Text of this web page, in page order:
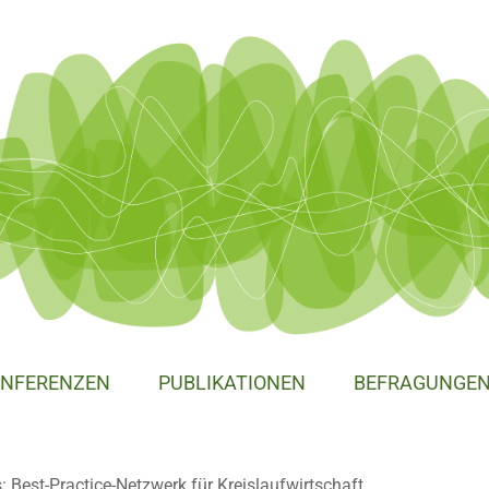
PUBLIKATIONEN BEFRAGUNGEN